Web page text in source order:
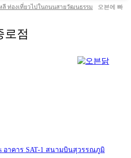
ลี ท่องเที่ยวไปในถนนสายวัฒนธรรม
오븐에 빠
로점
อาคาร SAT-1 สนามบินสุวรรณภูมิ